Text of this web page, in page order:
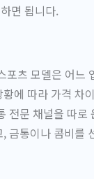
면 됩니다.
츠 모델은 어느
에 따라 가격 차
전문 채널을 따로
금통이나 콤비를